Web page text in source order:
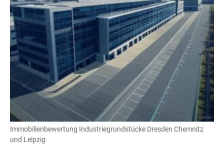
Immobilienbewertung Industriegrundstücke Dresden Chemnitz
und Leipzig